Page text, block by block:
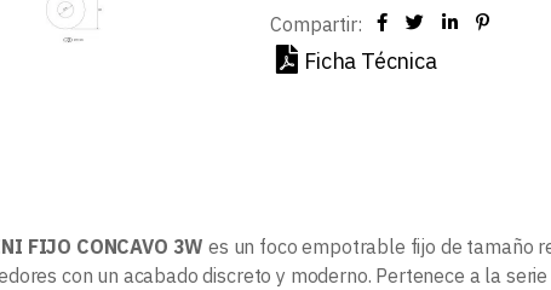
Compartir:
Ficha Técnica
FIJO CONCAVO 3W es un foco empotrable fijo de tamaño
con un acabado discreto y moderno. Pertenece a la serie